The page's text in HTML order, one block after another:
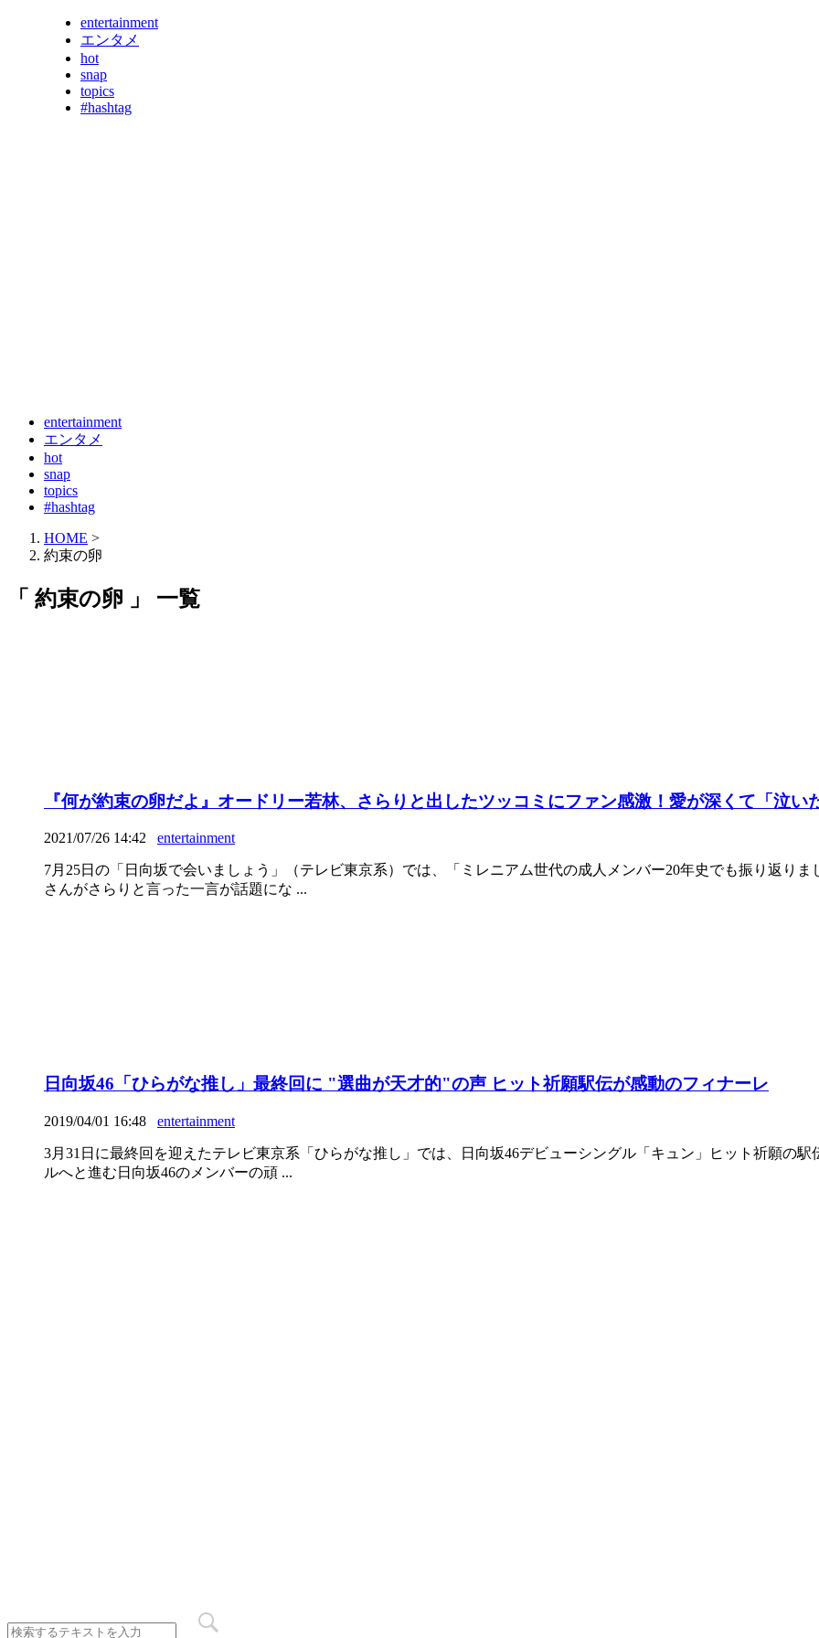
entertainment
エンタメ
hot
snap
topics
#hashtag
entertainment
エンタメ
hot
snap
topics
#hashtag
HOME >
約束の卵
「 約束の卵 」 一覧
『何が約束の卵だよ』オードリー若林、さらりと出したツッコミにファン感激！愛が深くて「泣い
2021/07/26 14:42 entertainment
7月25日の「日向坂で会いましょう」（テレビ東京系）では、「ミレニアム世代の成人メンバー20年史でも振り返り
さんがさらりと言った一言が話題にな ...
日向坂46「ひらがな推し」最終回に "選曲が天才的"の声 ヒット祈願駅伝が感動のフィナーレ
2019/04/01 16:48 entertainment
3月31日に最終回を迎えたテレビ東京系「ひらがな推し」では、日向坂46デビューシングル「キュン」ヒット祈願の
ルへと進む日向坂46のメンバーの頑 ...